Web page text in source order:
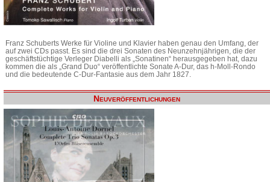
Franz Schuberts Werke für Violine und Klavier haben genau den Umfang, der
auf zwei CDs passt. Es sind die drei Sonaten des Neunzehnjährigen, die der
geschäftstüchtige Verleger Diabelli als „Sonatinen“ herausgegeben hat, dazu
kommen die als „Grand Duo“ veröffentlichte Sonate A-Dur, das h-Moll-Rondo
und die bedeutende C-Dur-Fantasie aus dem Jahr 1827.
Neuveröffentlichungen